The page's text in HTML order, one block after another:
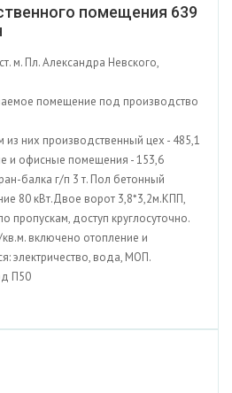
помещения 639
м. Пл. Александра Невского,
помещение под производство
них производственный цех - 485,1
и офисные помещения - 153,6
балка г/п 3 т. Пол бетонный
80 кВт.Двое ворот 3,8*3,2м.КПП,
пропускам, доступ круглосуточно.
включено отопление и
электричество, вода, МОП.
П50